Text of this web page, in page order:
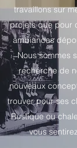
travaillons sur
projets que pour
ambiances
Nous sommes
recherche de
nouveaux
trouver pour ses
Rustique ou
vous